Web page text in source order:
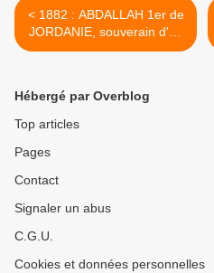
< 1882 : ABDALLAH 1er de
JORDANIE, souverain d'un
pays qui n'existe pas
Hébergé par Overblog
Top articles
Pages
Contact
Signaler un abus
C.G.U.
Cookies et données personnelles